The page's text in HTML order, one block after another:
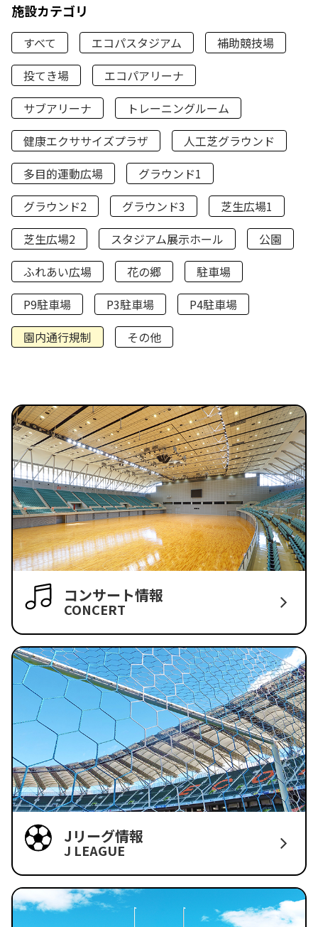
施設カテゴリ
すべて エコパスタジアム
補助競技場
投てき場
エコパアリーナ
サブアリーナ
トレーニングルーム
健康エクササイズプラザ
人工芝グラウンド
多目的運動広場
グラウンド1
グラウンド2
グラウンド3
芝生広場1
芝生広場2
スタジアム展示ホール
公園
ふれあい広場
花の郷
駐車場
P9駐車場
P3駐車場
P4駐車場
園内通行規制
その他
コンサート情報
CONCERT
Jリーグ情報
J LEAGUE